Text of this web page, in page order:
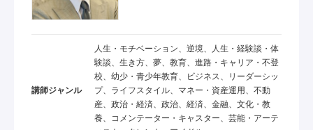
講師ジャンル
人生・モチベーション、逆境、人生・経験談・体
験談、生き方、夢、教育、進路・キャリア・不登
校、幼少・青少年教育、ビジネス、リーダーシッ
プ、ライフスタイル、マネー・資産運用、不動
産、政治・経済、政治、経済、金融、文化・教
養、コメンテーター・キャスター、芸能・アーテ